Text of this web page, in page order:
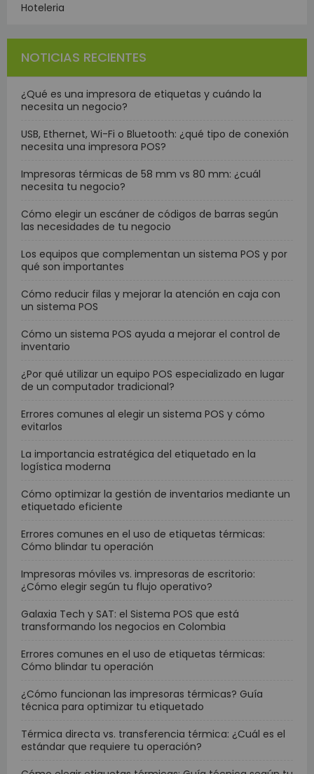
Hoteleria
NOTICIAS RECIENTES
¿Qué es una impresora de etiquetas y cuándo la
necesita un negocio?
USB, Ethernet, Wi-Fi o Bluetooth: ¿qué tipo de conexión
necesita una impresora POS?
Impresoras térmicas de 58 mm vs 80 mm: ¿cuál
necesita tu negocio?
Cómo elegir un escáner de códigos de barras según
las necesidades de tu negocio
Los equipos que complementan un sistema POS y por
qué son importantes
Cómo reducir filas y mejorar la atención en caja con
un sistema POS
Cómo un sistema POS ayuda a mejorar el control de
inventario
¿Por qué utilizar un equipo POS especializado en lugar
de un computador tradicional?
Errores comunes al elegir un sistema POS y cómo
evitarlos
La importancia estratégica del etiquetado en la
logística moderna
Cómo optimizar la gestión de inventarios mediante un
etiquetado eficiente
Errores comunes en el uso de etiquetas térmicas:
Cómo blindar tu operación
Impresoras móviles vs. impresoras de escritorio:
¿Cómo elegir según tu flujo operativo?
Galaxia Tech y SAT: el Sistema POS que está
transformando los negocios en Colombia
Errores comunes en el uso de etiquetas térmicas:
Cómo blindar tu operación
¿Cómo funcionan las impresoras térmicas? Guía
técnica para optimizar tu etiquetado
Térmica directa vs. transferencia térmica: ¿Cuál es el
estándar que requiere tu operación?